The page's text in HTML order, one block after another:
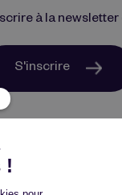
à la newsletter
S'inscrire